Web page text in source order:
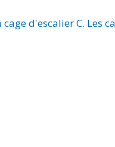
d'escalier C. Les